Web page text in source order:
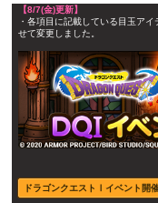
【8/7(金)更新】
・各項目に記載している目玉ア
せて変更しました。
ドラゴンクエストⅠイベント開催